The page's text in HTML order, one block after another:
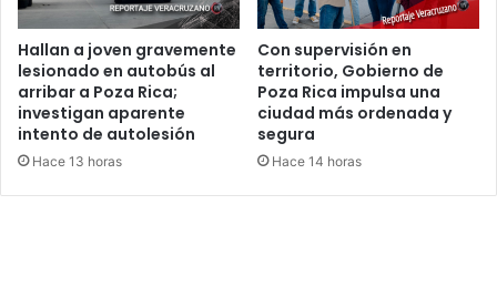
Hallan a joven gravemente
lesionado en autobús al
arribar a Poza Rica;
investigan aparente
intento de autolesión
Hace 13 horas
Con supervisión en
territorio, Gobierno de
Poza Rica impulsa una
ciudad más ordenada y
segura
Hace 14 horas